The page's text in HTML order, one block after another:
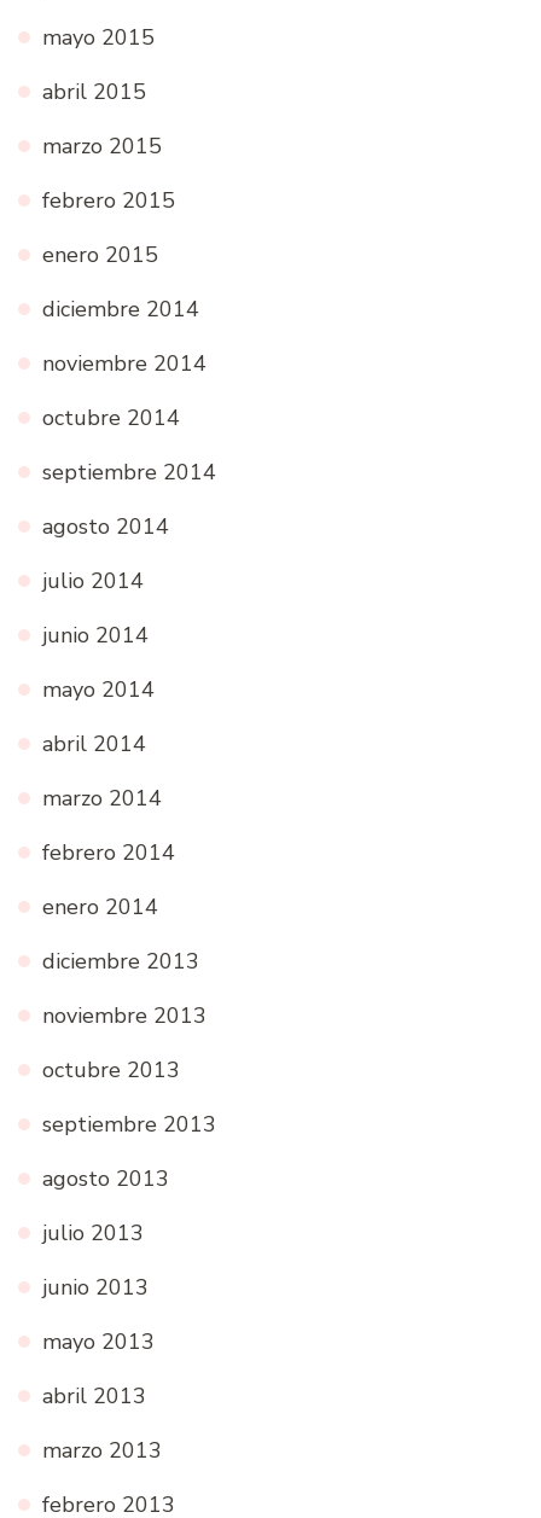
mayo 2015
abril 2015
marzo 2015
febrero 2015
enero 2015
diciembre 2014
noviembre 2014
octubre 2014
septiembre 2014
agosto 2014
julio 2014
junio 2014
mayo 2014
abril 2014
marzo 2014
febrero 2014
enero 2014
diciembre 2013
noviembre 2013
octubre 2013
septiembre 2013
agosto 2013
julio 2013
junio 2013
mayo 2013
abril 2013
marzo 2013
febrero 2013